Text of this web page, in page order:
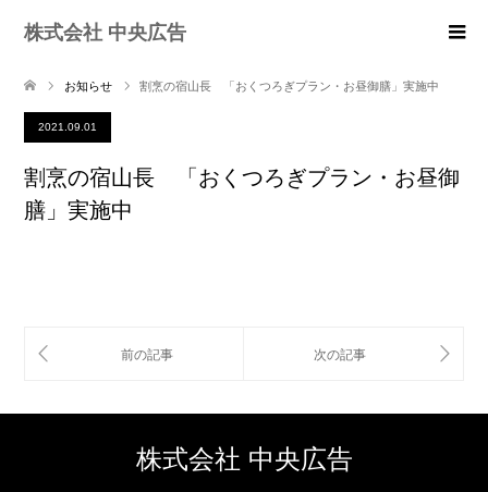
株式会社 中央広告
お知らせ 割烹の宿山長 「おくつろぎプラン・お昼御膳」実施中
2021.09.01
割烹の宿山長 「おくつろぎプラン・お昼御
膳」実施中
株式会社 中央広告